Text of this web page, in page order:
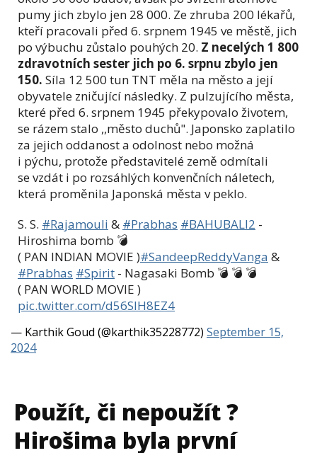
pumy jich zbylo jen 28 000. Ze zhruba 200 lékařů,
kteří pracovali před 6. srpnem 1945 ve městě, jich
po výbuchu zůstalo pouhých 20. Z necelých 1 800
zdravotních sester jich po 6. srpnu zbylo jen
150. Síla 12 500 tun TNT měla na město a její
obyvatele zničující následky. Z pulzujícího města,
které před 6. srpnem 1945 překypovalo životem,
se rázem stalo ,,město duchů". Japonsko zaplatilo
za jejich oddanost a odolnost nebo možná
i pýchu, protože představitelé země odmítali
se vzdát i po rozsáhlých konvenčních náletech,
která proměnila Japonská města v peklo.
S. S. #Rajamouli & #Prabhas #BAHUBALI2 -
Hiroshima bomb 💣
( PAN INDIAN MOVIE )#SandeepReddyVanga &
#Prabhas #Spirit - Nagasaki Bomb 💣 💣 💣
( PAN WORLD MOVIE )
pic.twitter.com/d56SlH8EZ4
— Karthik Goud (@karthik35228772) September 15,
2024
Použít, či nepoužít ?
Hirošima byla první